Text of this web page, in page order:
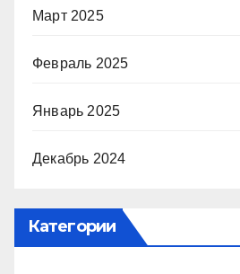
Март 2025
Февраль 2025
Январь 2025
Декабрь 2024
Категории